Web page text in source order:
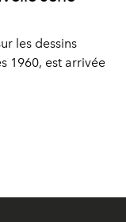
les dessins
1960, est arrivée